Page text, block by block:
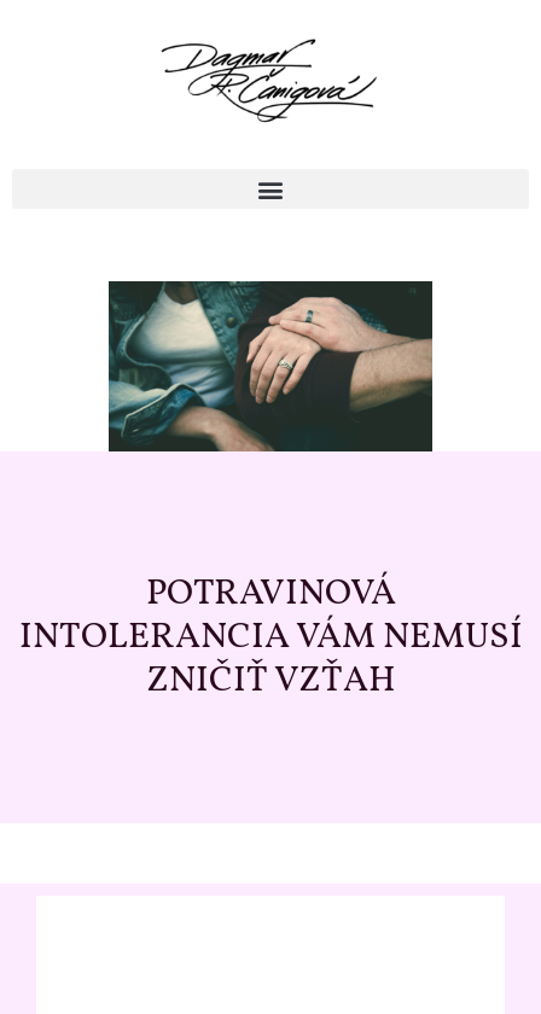
POTRAVINOVÁ
INTOLERANCIA VÁM NEMUSÍ
ZNIČIŤ VZŤAH